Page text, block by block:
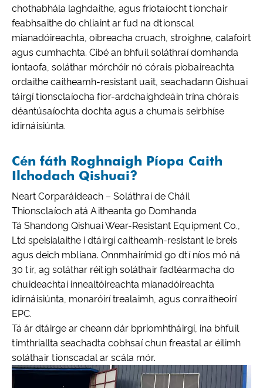
chothabhála laghdaithe, agus friotaíocht tionchair
feabhsaithe do chliaint ar fud na dtionscal
mianadóireachta, oibreacha cruach, stroighne, calafoirt
agus cumhachta. Cibé an bhfuil soláthraí domhanda
iontaofa, soláthar mórchóir nó córais píobaireachta
ordaithe caitheamh-resistant uait, seachadann Qishuai
táirgí tionsclaíocha fíor-ardchaighdeáin trína chórais
déantúsaíochta dochta agus a chumais seirbhíse
idirnáisiúnta.
Cén fáth Roghnaigh Píopa Caith
Ilchodach Qishuai?
Neart Corparáideach – Soláthraí de Cháil
Thionsclaíoch atá Aitheanta go Domhanda
Tá Shandong Qishuai Wear-Resistant Equipment Co.,
Ltd speisialaithe i dtáirgí caitheamh-resistant le breis
agus deich mbliana. Onnmhairímid go dtí níos mó ná
30 tír, ag soláthar réitigh soláthair fadtéarmacha do
chuideachtaí innealtóireachta mianadóireachta
idirnáisiúnta, monaróirí trealaimh, agus conraitheoirí
EPC.
Tá ár dtáirge ar cheann dár bpríomhtháirgí, ina bhfuil
timthriallta seachadta cobhsaí chun freastal ar éilimh
soláthair tionscadal ar scála mór.